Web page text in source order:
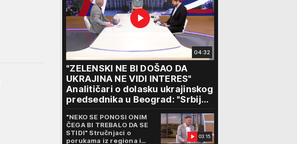
04:32
"ZELENSKI NE BI DOŠAO DA
UKRAJINA NE VIDI INTERES"
Analitičari o dolasku ukrajinskog
predsednika u Beograd: "Srbija
može da razgovara sa svima"
03:15
"NEKO SE PONOSI ONIM
ČEGA BI TREBALO DA SE
STIDI" Stručnjaci o
porukama iz regiona i